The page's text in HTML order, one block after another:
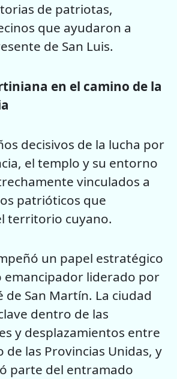
de patriotas,
que ayudaron a
de San Luis.
en el camino de la
decisivos de la lucha por
el templo y su entorno
vinculados a
patrióticos que
territorio cuyano.
un papel estratégico
emancipador liderado por
de San Martín. La ciudad
dentro de las
y desplazamientos entre
de las Provincias Unidas, y
parte del entramado